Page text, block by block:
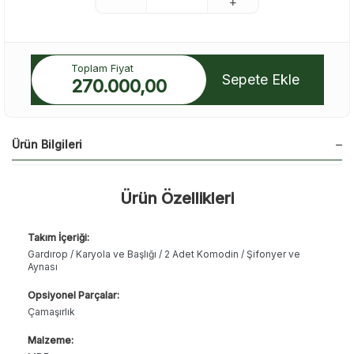
Toplam Fiyat
270.000,00 Sepete Ekle
Ürün Bilgileri
Ürün Özellikleri
Takım İçeriği:
Gardırop / Karyola ve Başlığı / 2 Adet Komodin / Şifonyer ve
Aynası
Opsiyonel Parçalar:
Çamaşırlık
Malzeme: